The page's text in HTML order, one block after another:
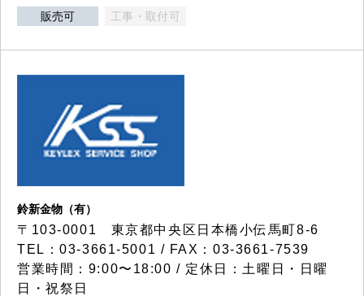
販売可 工事・取付可
鈴新金物（有）
〒103-0001 東京都中央区日本橋小伝馬町8-6
TEL：03-3661-5001 / FAX：03-3661-7539
営業時間：9:00〜18:00 / 定休日：土曜日・日曜
日・祝祭日